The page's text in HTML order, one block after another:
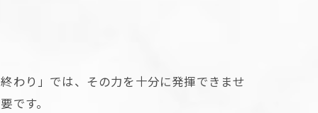
わり」では、その力を十分に発揮できませ
です。